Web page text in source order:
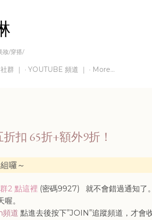
妝/穿搭/
群 ｜ YOUTUBE 頻道 ｜ More…
扣 65折+額外9折！
囉～
2 點這裡 (密碼9927)
就不會錯過通知了
喔。
道 點進去後按下”JOIN”追蹤頻道，才會